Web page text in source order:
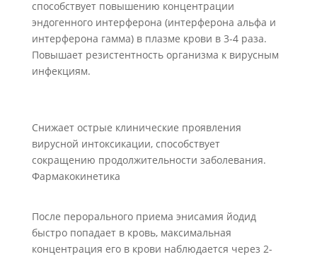
способствует повышению концентрации
эндогенного интерферона (интерферона альфа и
интерферона гамма) в плазме крови в 3-4 раза.
Повышает резистентность организма к вирусным
инфекциям.
Снижает острые клинические проявления
вирусной интоксикации, способствует
сокращению продолжительности заболевания.
Фармакокинетика
После перорального приема энисамия йодид
быстро попадает в кровь, максимальная
концентрация его в крови наблюдается через 2-